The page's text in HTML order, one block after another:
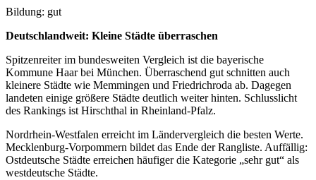
Bildung: gut
Deutschlandweit: Kleine Städte überraschen
Spitzenreiter im bundesweiten Vergleich ist die bayerische
Kommune Haar bei München. Überraschend gut schnitten auch
kleinere Städte wie Memmingen und Friedrichroda ab. Dagegen
landeten einige größere Städte deutlich weiter hinten. Schlusslicht
des Rankings ist Hirschthal in Rheinland-Pfalz.
Nordrhein-Westfalen erreicht im Ländervergleich die besten Werte.
Mecklenburg-Vorpommern bildet das Ende der Rangliste. Auffällig:
Ostdeutsche Städte erreichen häufiger die Kategorie „sehr gut“ als
westdeutsche Städte.